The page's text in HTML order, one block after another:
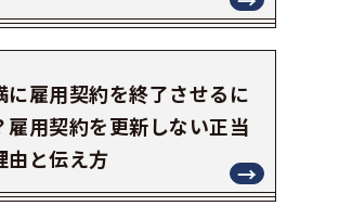
に雇用契約を終了させるに
雇用契約を更新しない正当
由と伝え方